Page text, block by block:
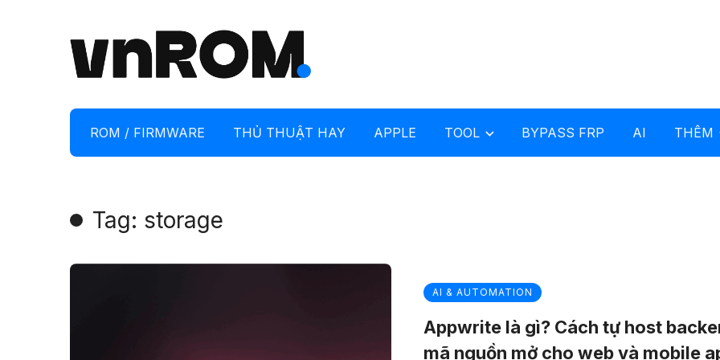
ROM / FIRMWARE THỦ THUẬT HAY APPLE TOOL BYPASS FRP AI THÊM
Tag: storage
AI & AUTOMATION
Appwrite là gì? Cách tự host
mã nguồn mở cho web và mobile